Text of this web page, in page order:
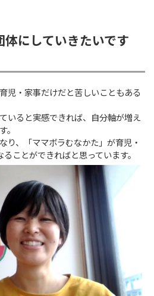
体にしていきたいです
児・家事だけだと苦しいこともある
いると実感できれば、自分軸が増え
。
り、「ママボラむなかた」が育児・
ことができればと思っています。